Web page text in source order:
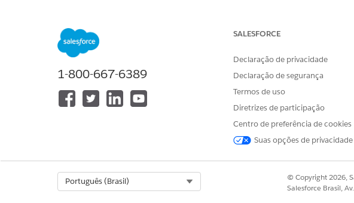
1-800-667-6389
SALESFORCE
Declaração de privacidade
Declaração de segurança
Termos de uso
Diretrizes de participação
Centro de preferência de cookies
Suas opções de privacidade
Português (Brasil)
© Copyright 2026,
Salesforce Brasil,